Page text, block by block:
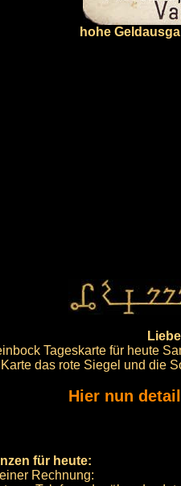
hohe
Tageskarte für heute
das rote Siegel und die
Hier nun
für heute:
Rechnung: